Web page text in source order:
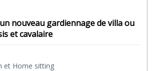
nouveau gardiennage de villa ou
et cavalaire
et Home sitting